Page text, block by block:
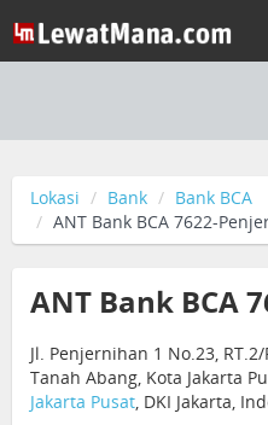
Lokasi Bank
Bank BCA
ANT Bank BCA 7622-
ANT Bank BCA
Jl. Penjernihan 1 No.23,
Tanah Abang, Kota Jakarta
Jakarta Pusat, DKI Jakarta,